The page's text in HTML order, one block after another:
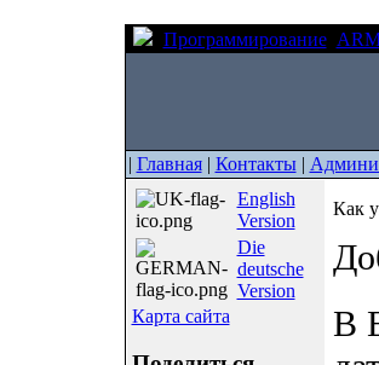
Программирование
| Главная| Контакты|
English
Version
Die
deutsche
Version
Карта сайта
Как
В